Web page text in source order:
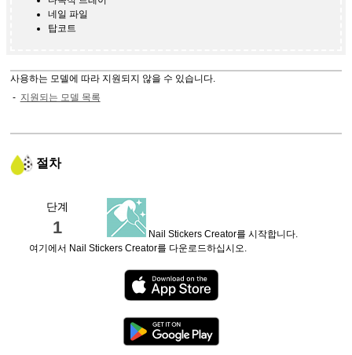
네일 파일
탑코트
사용하는 모델에 따라 지원되지 않을 수 있습니다.
지원되는 모델 목록
절차
단계
1 Nail Stickers Creator를 시작합니다.
여기에서 Nail Stickers Creator를 다운로드하십시오.